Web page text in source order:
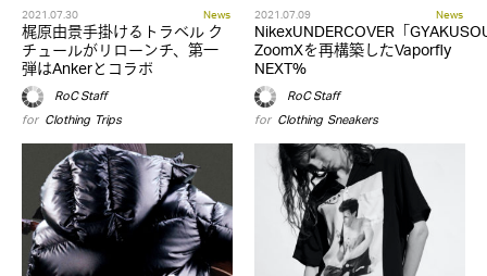
2021.07.30 News
梶原由景手掛けるトラベル ク
チュールがリローンチ、第一
弾はAnkerとコラボ
RoC Staff
for Clothing, Trips
2021.07.09 News
NikexUNDERCOVER「
ZoomXを再構築したVaporfly
NEXT%
RoC Staff
for Clothing,Sneakers